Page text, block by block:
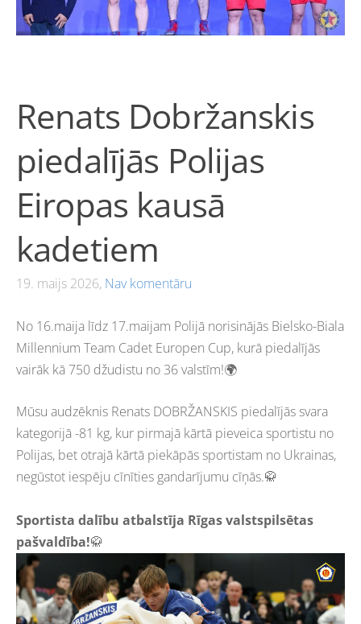
Renats Dobržanskis
piedalījās Polijas
Eiropas kausā
kadetiem
19. maijs 2026, Nav komentāru
No 16.maija līdz 17.maijam Polijā norisinājās Bielsko-Biala
Millennium Team Cadet Europen Cup, kurā piedalījās
vairāk kā 750 džudistu no 36 valstīm!🌍
Mūsu audzēknis Renats DOBRŽANSKIS piedalījās svara
kategorijā -81 kg, kur pirmajā kārtā pieveica sportistu no
Polijas, bet otrajā kārtā piekāpās sportistam no Ukrainas,
negūstot iespēju cīnīties gandarījumu cīņās.🥋
Sportista dalību atbalstīja Rīgas valstspilsētas
pašvaldība!🥋